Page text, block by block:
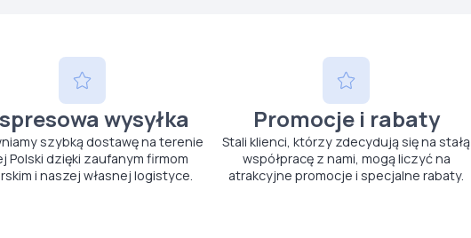
wysyłka
szybką dostawę na terenie
Polski dzięki zaufanym firmom
i naszej własnej logistyce.
Promocje i rabaty
Stali klienci, którzy zdecydują się na stałą
współpracę z nami, mogą liczyć na
atrakcyjne promocje i specjalne rabaty.